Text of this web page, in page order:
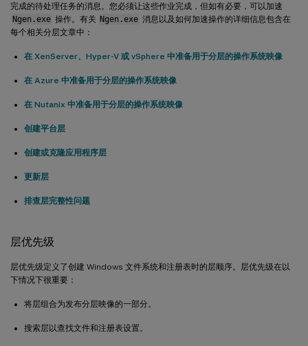
完成的待处理任务的消息。您必须让这些作业完成，但如有必要，可以加速
Ngen.exe 操作。有关 Ngen.exe 消息以及如何加速操作的详细信息包含在
每个相关分层文章中：
在 XenServer、Hyper-V 或 vSphere 中准备用于分层的操作系统映像
在 Azure 中准备用于分层的操作系统映像
在 Nutanix 中准备用于分层的操作系统映像
创建平台层
创建或克隆应用程序层
更新层
排查层完整性问题
层优先级
层优先级定义了创建 Windows 文件系统和注册表时的层顺序。层优先级在以
下情况下很重要：
将层组合为发布分层映像的一部分。
搜索层以查找文件和注册表设置。